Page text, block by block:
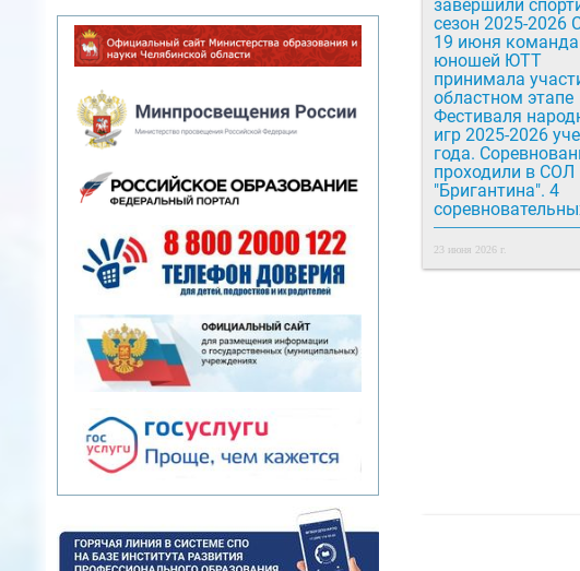
завершили
сезон 2025-2026
19 июня команда
юношей ЮТТ
принимала
областном этапе
Фестиваля
игр 2025-2026
года.
проходили в СОЛ
"Бригантина". 4
23 июня 2026 г.